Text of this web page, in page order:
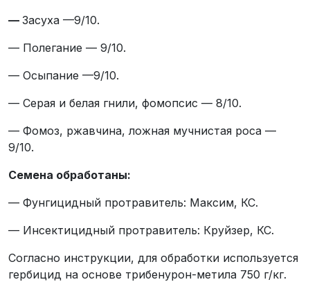
— Засуха —9/10.
— Полегание — 9/10.
— Осыпание —9/10.
— Серая и белая гнили, фомопсис — 8/10.
— Фомоз, ржавчина, ложная мучнистая роса —
9/10.
Семена обработаны:
— Фунгицидный протравитель: Максим, КС.
— Инсектицидный протравитель: Круйзер, КС.
Согласно инструкции, для обработки используется
гербицид на основе трибенурон-метила 750 г/кг.